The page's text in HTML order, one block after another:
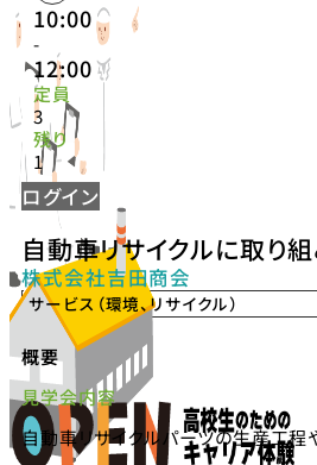
10:00
-
12:00
定員
3
残り
1
ログイン
自動車リサイクルに取り
株式会社吉田商会
サービス（環境、リサイクル）
概要
見学会内容
自動車リサイクルパーツの生産工